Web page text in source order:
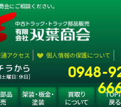
にご相談ください。
アクセス 個人情報の保護について
ラから
曜日：休日］ 0948-
品
架装・板金・
塗装
買取り
について
TOP
戻る